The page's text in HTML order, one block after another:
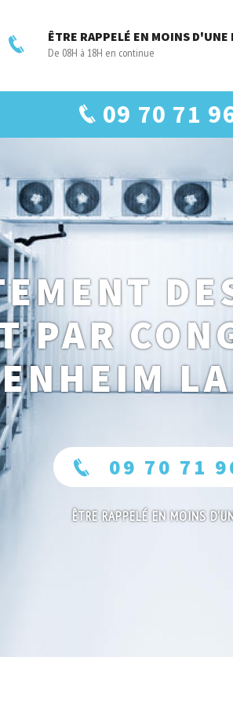
ÊTRE RAPPELÉ EN MOINS D'UNE
De 08H à 18H en continue
09 70 71
PAR
09 70 71
ÊTRE RAPPELÉ EN MOINS